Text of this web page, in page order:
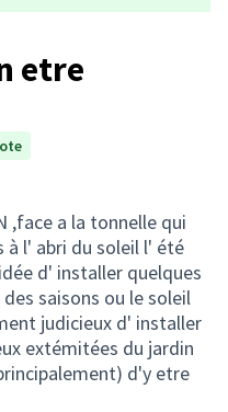
etre
,face a la tonnelle qui
à l' abri du soleil l' été
d' installer quelques
saisons ou le soleil
judicieux d' installer
extémitées du jardin
d'y etre